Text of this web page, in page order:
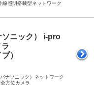
線照明搭載型ネットワーク
ニック） i-pro
）
ナソニック）ネットワーク
方位カメラ